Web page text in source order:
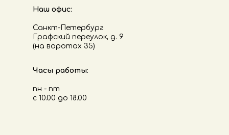
Наш офис:
Санкт-Петербург
Графский переулок, д. 9
(на воротах 35)
Часы работы:
пн - пт
с 10.00 до 18.00